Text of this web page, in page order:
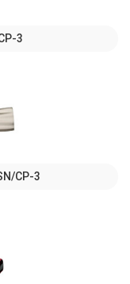
3
CP-3